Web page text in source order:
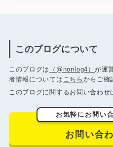
このブログについて
このブログは （@norilog4） が運
者情報については こちら からご確
このブログに関するお問い合わせ
お気軽にお問い
お問い合